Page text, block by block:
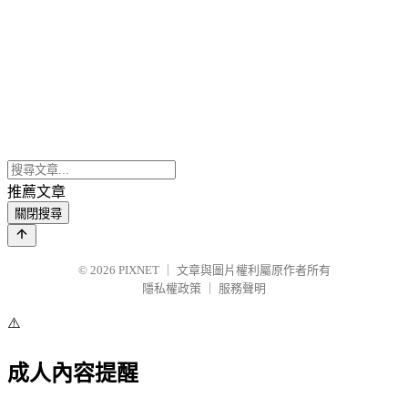
推薦文章
關閉搜尋
© 2026 PIXNET
文章與圖片權利屬原作者所有
隱私權政策
服務聲明
⚠️
成人內容提醒